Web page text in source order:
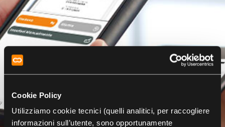
Cookie Policy
Utilizziamo cookie tecnici (quelli analitici, per raccogliere
informazioni sull’utente, sono opportunamente